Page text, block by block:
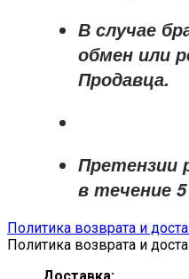
В случае
обмен или
Продавца.
Претензии
в течение
Политика возврата и
Политика возврата и